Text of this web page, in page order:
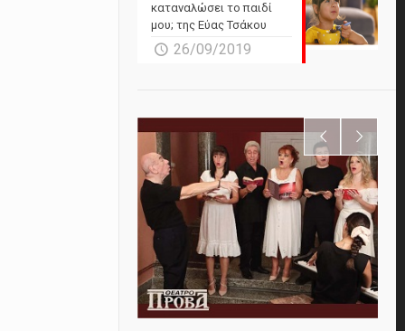
καταναλώσει το παιδί
μου; της Εύας Τσάκου
26/09/2019